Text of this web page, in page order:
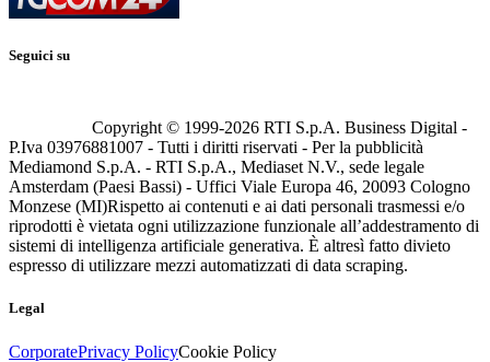
Seguici su
Copyright © 1999-2026 RTI S.p.A. Business Digital -
P.Iva 03976881007 - Tutti i diritti riservati - Per la pubblicità
Mediamond S.p.A. - RTI S.p.A., Mediaset N.V., sede legale
Amsterdam (Paesi Bassi) - Uffici Viale Europa 46, 20093 Cologno
Monzese (MI)Rispetto ai contenuti e ai dati personali trasmessi e/o
riprodotti è vietata ogni utilizzazione funzionale all’addestramento di
sistemi di intelligenza artificiale generativa. È altresì fatto divieto
espresso di utilizzare mezzi automatizzati di data scraping.
Legal
CorporatePrivacy PolicyCookie Policy